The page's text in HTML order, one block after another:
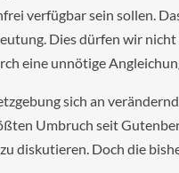
verfügbar sein sollen.
Dies dürfen wir
eine unnötige
sich an
Umbruch seit
diskutieren. Doch die